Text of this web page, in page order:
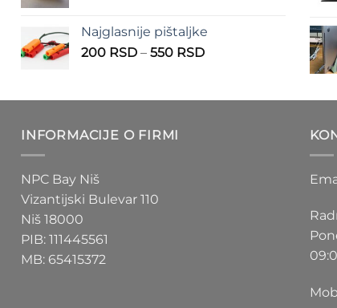
210 RSD
do
Najglasnije pištaljke
200 RSD – 550 RSDRaspon
200 RSD
INFORMACIJE O FIRMI
NPC Bay Niš
Vizantijski Bulevar 110
Niš 18000
PIB: 111445561
MB: 65415372